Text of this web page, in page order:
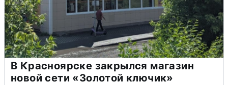
В Красноярске закрылся магазин
новой сети «Золотой ключик»